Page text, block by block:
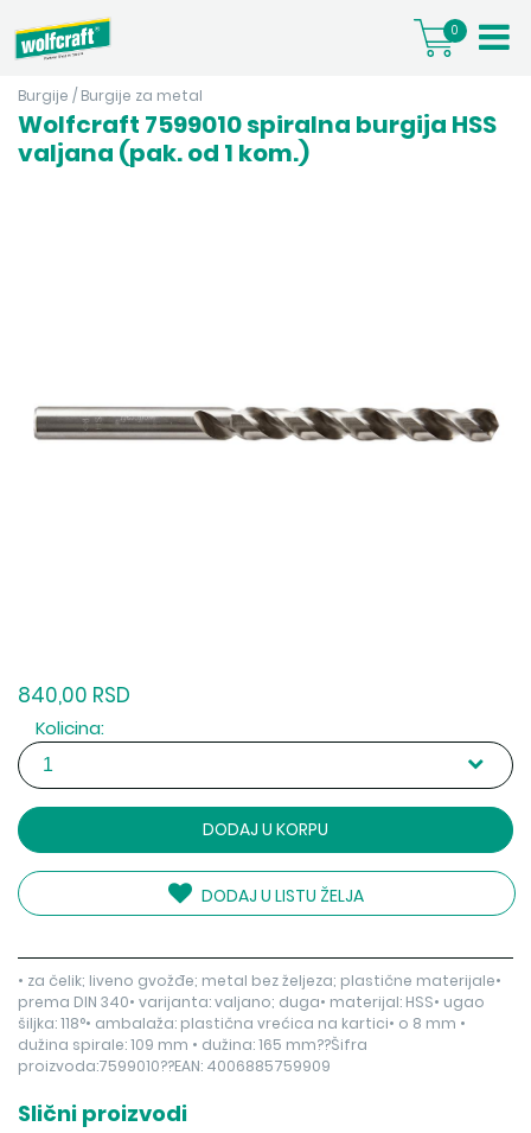
0
Burgije / Burgije za metal
Wolfcraft 7599010 spiralna burgija HSS
valjana (pak. od 1 kom.)
840,00 RSD
Kolicina:
DODAJ U KORPU
DODAJ U LISTU ŽELJA
• za čelik; liveno gvožđe; metal bez željeza; plastične materijale•
prema DIN 340• varijanta: valjano; duga• materijal: HSS• ugao
šiljka: 118°• ambalaža: plastična vrećica na kartici• o 8 mm •
dužina spirale: 109 mm • dužina: 165 mm??Šifra
proizvoda:7599010??EAN: 4006885759909
Slični proizvodi